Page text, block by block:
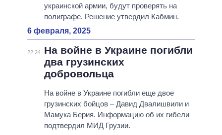
украинской армии, будут проверять на
полиграфе. Решение утвердил Кабмин.
6 февраля, 2025
22:24
На войне в Украине погибли
два грузинских
добровольца
На войне в Украине погибли еще двое
грузинских бойцов – Давид Двалишвили и
Мамука Берия. Информацию об их гибели
подтвердил МИД Грузии.